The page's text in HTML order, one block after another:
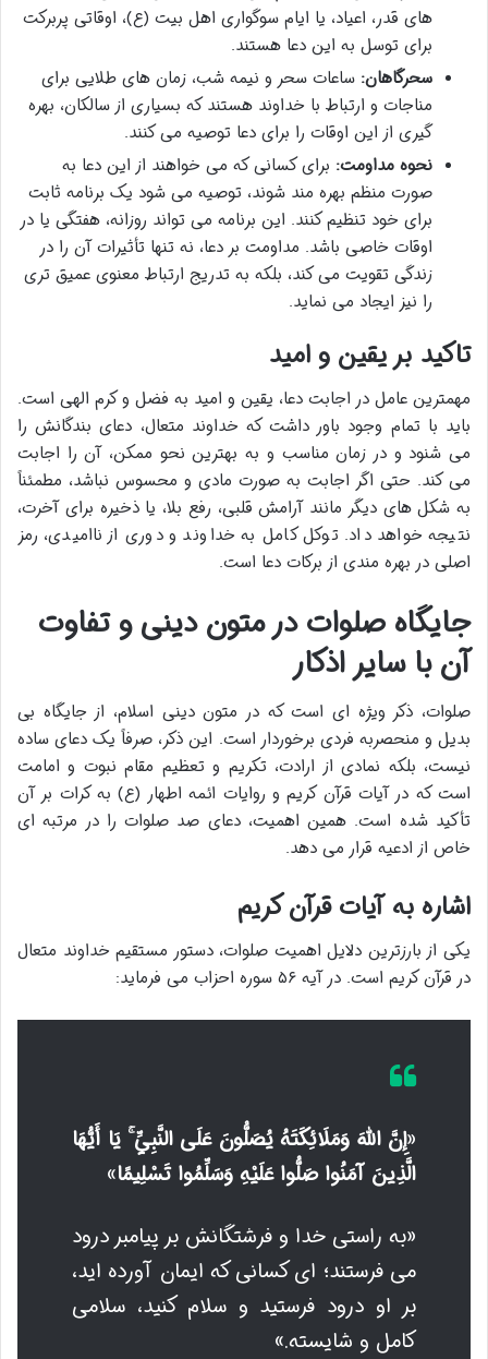
های قدر، اعیاد، یا ایام سوگواری اهل بیت (ع)، اوقاتی پربرکت
برای توسل به این دعا هستند.
سحرگاهان: ساعات سحر و نیمه شب، زمان های طلایی برای
مناجات و ارتباط با خداوند هستند که بسیاری از سالکان، بهره
گیری از این اوقات را برای دعا توصیه می کنند.
نحوه مداومت: برای کسانی که می خواهند از این دعا به
صورت منظم بهره مند شوند، توصیه می شود یک برنامه ثابت
برای خود تنظیم کنند. این برنامه می تواند روزانه، هفتگی یا در
اوقات خاصی باشد. مداومت بر دعا، نه تنها تأثیرات آن را در
زندگی تقویت می کند، بلکه به تدریج ارتباط معنوی عمیق تری
را نیز ایجاد می نماید.
تاکید بر یقین و امید
مهمترین عامل در اجابت دعا، یقین و امید به فضل و کرم الهی است.
باید با تمام وجود باور داشت که خداوند متعال، دعای بندگانش را
می شنود و در زمان مناسب و به بهترین نحو ممکن، آن را اجابت
می کند. حتی اگر اجابت به صورت مادی و محسوس نباشد، مطمئناً
به شکل های دیگر مانند آرامش قلبی، رفع بلا، یا ذخیره برای آخرت،
نتیجه خواهد داد. توکل کامل به خداوند و دوری از ناامیدی، رمز
اصلی در بهره مندی از برکات دعا است.
جایگاه صلوات در متون دینی و تفاوت
آن با سایر اذکار
صلوات، ذکر ویژه ای است که در متون دینی اسلام، از جایگاه بی
بدیل و منحصربه فردی برخوردار است. این ذکر، صرفاً یک دعای ساده
نیست، بلکه نمادی از ارادت، تکریم و تعظیم مقام نبوت و امامت
است که در آیات قرآن کریم و روایات ائمه اطهار (ع) به کرات بر آن
تأکید شده است. همین اهمیت، دعای صد صلوات را در مرتبه ای
خاص از ادعیه قرار می دهد.
اشاره به آیات قرآن کریم
یکی از بارزترین دلایل اهمیت صلوات، دستور مستقیم خداوند متعال
در قرآن کریم است. در آیه ۵۶ سوره احزاب می فرماید:
«إِنَّ اللَّهَ وَمَلَائِكَتَهُ يُصَلُّونَ عَلَى النَّبِيِّ ۚ يَا أَيُّهَا
الَّذِينَ آمَنُوا صَلُّوا عَلَيْهِ وَسَلِّمُوا تَسْلِيمًا»
«به راستی خدا و فرشتگانش بر پیامبر درود
می فرستند؛ ای کسانی که ایمان آورده اید،
بر او درود فرستید و سلام کنید، سلامی
کامل و شایسته.»